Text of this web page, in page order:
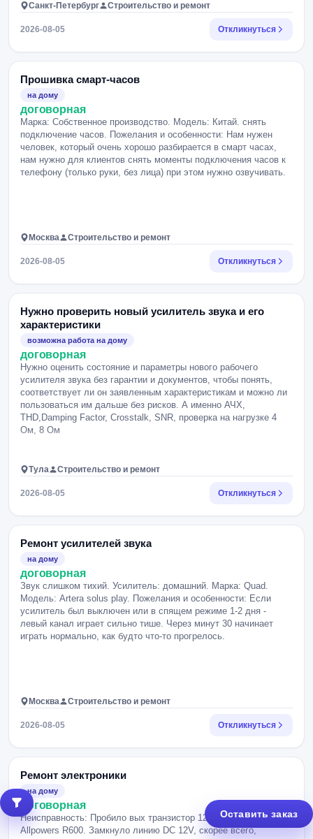
Санкт-Петербург Строительство и ремонт
2026-08-05 Откликнуться
Прошивка смарт-часов
на дому
договорная
Марка: Собственное производство. Модель: Китай. снять
подключение часов. Пожелания и особенности: Нам нужен
человек, который очень хорошо разбирается в смарт часах,
нам нужно для клиентов снять моменты подключения часов к
телефону (только руки, без лица) при этом нужно озвучивать.
Москва Строительство и ремонт
2026-08-05 Откликнуться
Нужно проверить новый усилитель звука и его
характеристики
возможна работа на дому
договорная
Нужно оценить состояние и параметры нового рабочего
усилителя звука без гарантии и документов, чтобы понять,
соответствует ли он заявленным характеристикам и можно ли
пользоваться им дальше без рисков. А именно АЧХ,
THD,Damping Factor, Crosstalk, SNR, проверка на нагрузке 4
Ом, 8 Ом
Тула Строительство и ремонт
2026-08-05 Откликнуться
Ремонт усилителей звука
на дому
договорная
Звук слишком тихий. Усилитель: домашний. Марка: Quad.
Модель: Artera solus play. Пожелания и особенности: Если
усилитель был выключен или в спящем режиме 1-2 дня -
левый канал играет сильно тише. Через минут 30 начинает
играть нормально, как будто что-то прогрелось.
Москва Строительство и ремонт
2026-08-05 Откликнуться
Ремонт электроники
на дому
договорная
Неисправность: Пробило вых транзистор 12V. Марка, модель:
Allpowers R600. Замкнуло линию DC 12V, скорее всего,
Оставить заказ